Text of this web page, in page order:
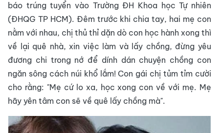
báo trúng tuyển vào Trường ĐH Khoa học Tự nhiên
(ĐHQG TP HCM). Đêm trước khi chia tay, hai mẹ con
nằm với nhau, chị thủ thỉ dặn dò con học hành xong thì
về lại quê nhà, xin việc làm và lấy chồng, đừng yêu
đương chi trong nớ để dính dán chuyện chồng con
ngăn sông cách núi khổ lắm! Con gái chị tủm tỉm cười
cho rằng: "Mẹ cứ lo xa, học xong con về với mẹ. Mẹ
hãy yên tâm con sẽ về quê lấy chồng mà".